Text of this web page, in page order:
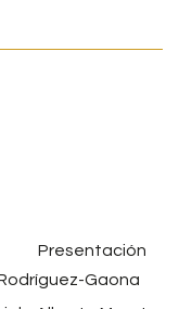
Presentación
Gaona